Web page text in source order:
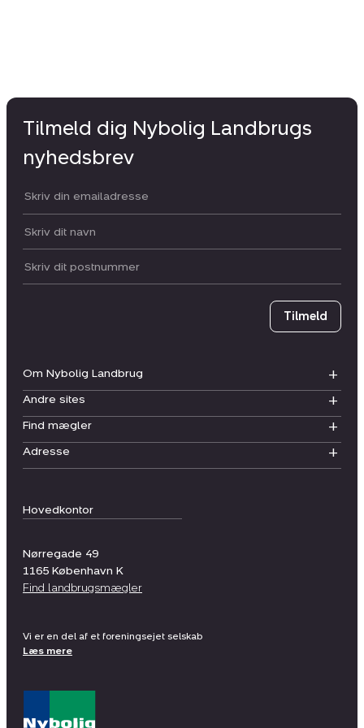
Hovedkontor
Nørregade 49
1165 København K
Find landbrugsmægler
Om Nybolig Landbrug
Andre sites
Find mægler
Adresse
Tilmeld dig Nybolig Landbrugs
nyhedsbrev
Din email:
Dit navn:
Postnummer
Tilmeld
Vi er en del af et foreningsejet selskab
Læs mere